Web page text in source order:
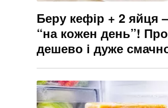
Беру кефір + 2 яйця
“на кожен день”!
дешево і дуже